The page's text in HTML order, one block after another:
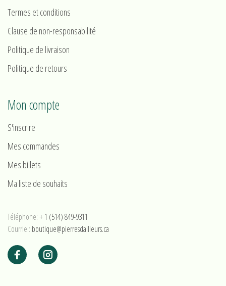
Termes et conditions
Clause de non-responsabilité
Politique de livraison
Politique de retours
Mon compte
S'inscrire
Mes commandes
Mes billets
Ma liste de souhaits
Téléphone:+ 1 (514) 849-9311
Courriel: boutique@pierresdailleurs.ca